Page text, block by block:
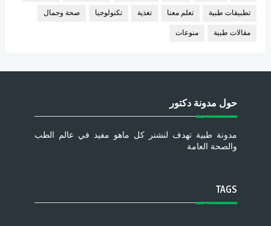
تطبيقات طبية تعلم معنا تغذية تكنولوجيا صحة وجمال
مقالات طبية منوعات
حول مدونة دكتور
مدونة طبية تهدف لنشنر كل ماهو مفيد في عالم الطب
والصحة العامة
TAGS